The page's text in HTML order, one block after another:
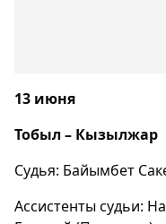
13 июня
Тобыл – Кызылжар
Судья: Байымбет
Ассистенты судьи: